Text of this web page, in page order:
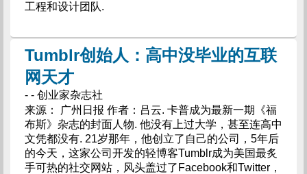
工程和设计团队.
Tumblr创始人：高中没毕业的互联
网天才
- - 创业家杂志社
来源： 广州日报 作者：吕云. 卡普成为最新一期《福
布斯》杂志的封面人物. 他没有上过大学，甚至连高中
文凭都没有. 21岁那年，他创立了自己的公司，5年后
的今天，这家公司开发的轻博客Tumblr成为美国最炙
手可热的社交网站，风头盖过了Facebook和Twitter，